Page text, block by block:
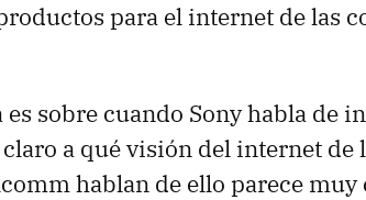
para el internet de las
sobre cuando Sony habla de
a qué visión del internet de
hablan de ello parece muy